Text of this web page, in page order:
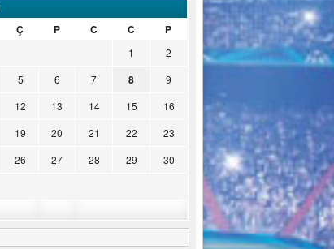
Ç P C C P
1
2
5 6 7 8
9
12 13 14 15
16
19 20 21 22
23
26 27 28 29
30